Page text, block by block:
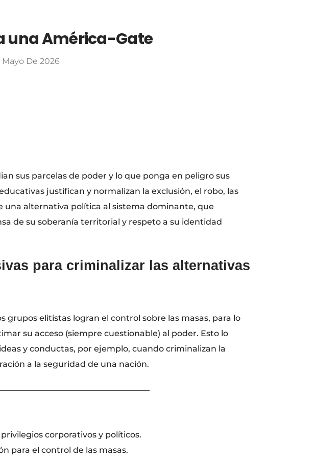
una América-Gate
Mayo De 2026
sus parcelas de poder y lo que ponga en peligro sus
justifican y normalizan la exclusión, el robo, las
una alternativa política al sistema dominante, que
de su soberanía territorial y respeto a su identidad
para criminalizar las alternativas
grupos elitistas logran el control sobre las masas, para lo
su acceso (siempre cuestionable) al poder. Esto lo
y conductas, por ejemplo, cuando criminalizan la
a la seguridad de una nación.
corporativos y políticos.
para el control de las masas.